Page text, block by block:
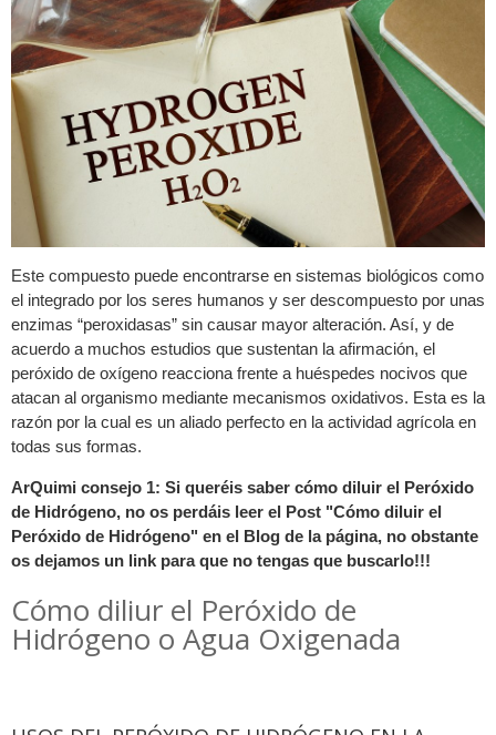
Este compuesto puede encontrarse en sistemas biológicos como
el integrado por los seres humanos y ser descompuesto por unas
enzimas “peroxidasas” sin causar mayor alteración. Así, y de
acuerdo a muchos estudios que sustentan la afirmación, el
peróxido de oxígeno reacciona frente a huéspedes nocivos que
atacan al organismo mediante mecanismos oxidativos. Esta es la
razón por la cual es un aliado perfecto en la actividad agrícola en
todas sus formas.
ArQuimi consejo 1: Si queréis saber cómo diluir el Peróxido
de Hidrógeno, no os perdáis leer el Post "Cómo diluir el
Peróxido de Hidrógeno" en el Blog de la página, no obstante
os dejamos un link para que no tengas que buscarlo!!!
Cómo diliur el Peróxido de
Hidrógeno o Agua Oxigenada